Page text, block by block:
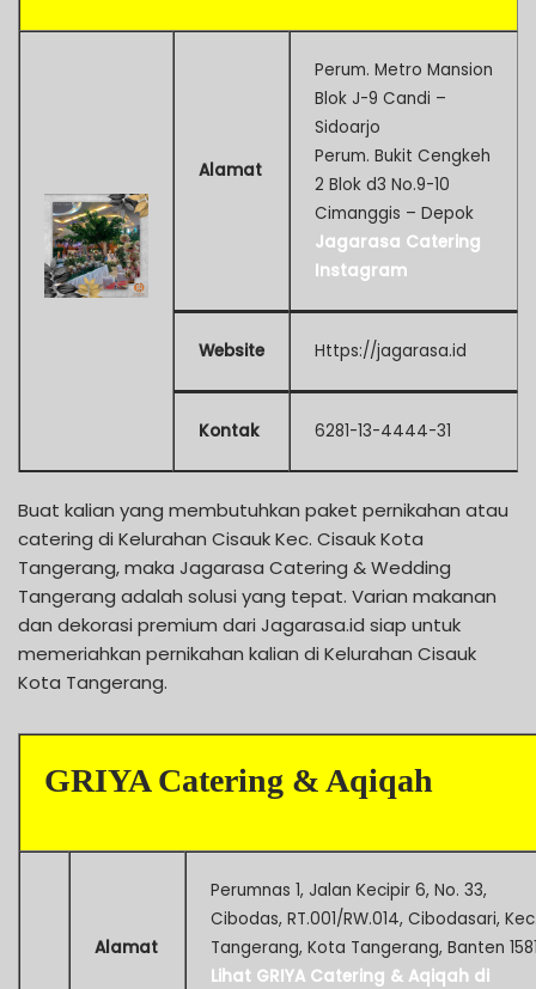
Alamat
Perum. Metro Mansion
Blok J-9 Candi –
Sidoarjo
Perum. Bukit Cengkeh
2 Blok d3 No.9-10
Cimanggis – Depok
Jagarasa Catering
Instagram
Website Https://jagarasa.id
Kontak 6281-13-4444-31
Buat kalian yang membutuhkan paket pernikahan atau
catering di Kelurahan Cisauk Kec. Cisauk Kota
Tangerang, maka Jagarasa Catering & Wedding
Tangerang adalah solusi yang tepat. Varian makanan
dan dekorasi premium dari Jagarasa.id siap untuk
memeriahkan pernikahan kalian di Kelurahan Cisauk
Kota Tangerang.
GRIYA Catering & Aqiqah
Alamat
Perumnas 1, Jalan Kecipir 6, No. 33,
Cibodas, RT.001/RW.014, Cibodasari,
Tangerang, Kota Tangerang, Banten
Lihat GRIYA Catering & Aqiqah di